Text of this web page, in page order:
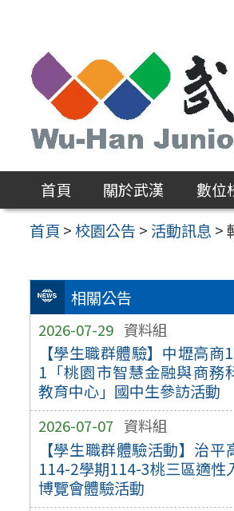
區
首頁 關於武漢 數位
首頁 >校園公告 > 活動訊息 >
相關公告
2026-07-29 資料組
【學生職群體驗】中壢高商
1「桃園市智慧金融與商務
教育中心」國中生參訪活動
2026-07-07 資料組
【學生職群體驗活動】治平
114-2學期114-3桃三區適性
博覽會體驗活動